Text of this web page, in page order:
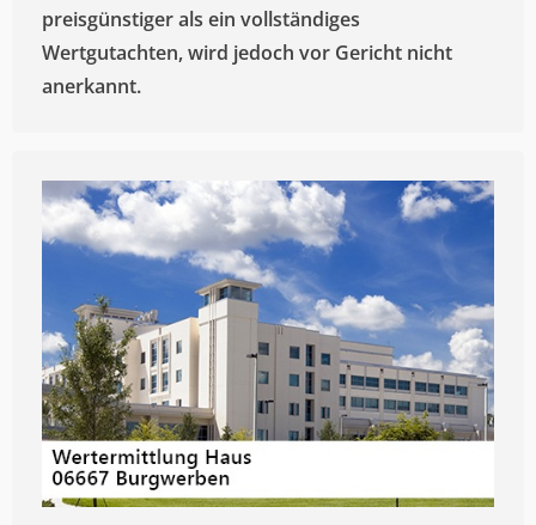
preisgünstiger als ein vollständiges
Wertgutachten, wird jedoch vor Gericht nicht
anerkannt.